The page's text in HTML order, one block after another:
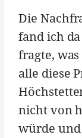
Die
fand ich
fragte,
alle diese
nicht von
würde und